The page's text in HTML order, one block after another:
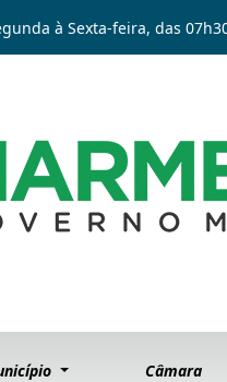
à Sexta-feira, das
Câmara